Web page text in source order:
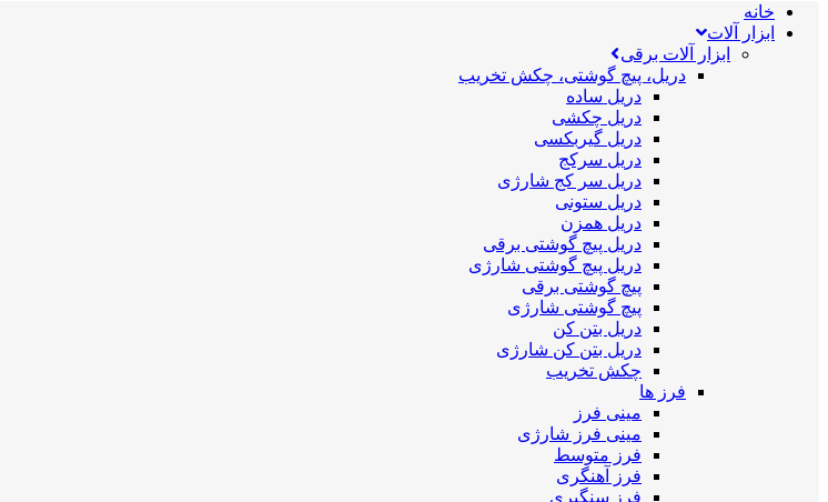
خانه
ابزار آلات
ابزار آلات برقی
دریل، پیچ گوشتی، چکش تخریب
دریل ساده
دریل چکشی
دریل گیربکسی
دریل سرکج
دریل سر کج شارژی
دریل ستونی
دریل همزن
دریل پیچ گوشتی برقی
دریل پیچ گوشتی شارژی
پیچ گوشتی برقی
پیچ گوشتی شارژی
دریل بتن کن
دریل بتن کن شارژی
چکش تخریب
فرز ها
مینی فرز
مینی فرز شارژی
فرز متوسط
فرز آهنگری
فرز سنگبری